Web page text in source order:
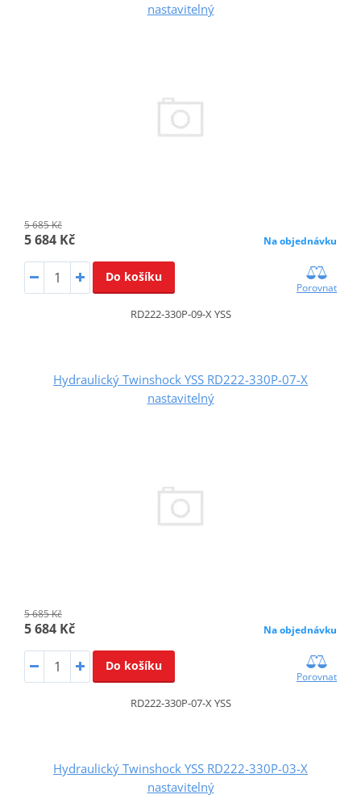
nastavitelný
5 685 Kč
5 684 Kč Na objednávku
Do košíku
Porovnat
RD222-330P-09-X YSS
Hydraulický Twinshock YSS RD222-330P-07-X
nastavitelný
5 685 Kč
5 684 Kč Na objednávku
Do košíku
Porovnat
RD222-330P-07-X YSS
Hydraulický Twinshock YSS RD222-330P-03-X
nastavitelný